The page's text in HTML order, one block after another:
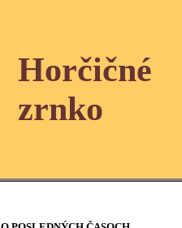
Horčičné
zrnko